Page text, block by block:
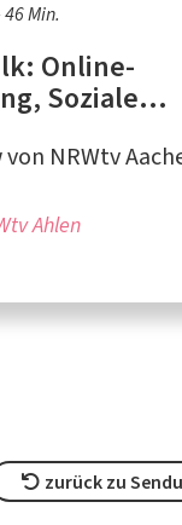
Min.
Online-
Soziale
NRWtv
Ahlen
zurück zu